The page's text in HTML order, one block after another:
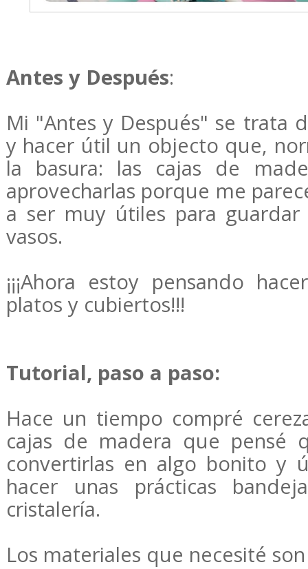
Antes y Después:
Mi "Antes y Después" se trata
y hacer útil un objecto que,
la basura: las cajas de
aprovecharlas porque me
a ser muy útiles para
vasos.
¡¡¡Ahora estoy pensando
platos y cubiertos!!!
Tutorial, paso a paso:
Hace un tiempo compré
cajas de madera que pensé
convertirlas en algo bonito y
hacer unas prácticas
cristalería.
Los materiales que necesité